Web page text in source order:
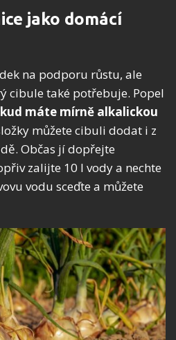
jako domácí
na podporu růstu, ale
cibule také potřebuje. Popel
máte mírně alkalickou
můžete cibuli dodat i z
Občas jí dopřejte
zalijte 10 l vody a nechte
vodu sceďte a můžete